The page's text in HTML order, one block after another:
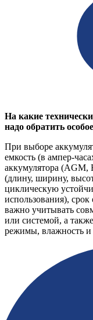
На какие
надо обратить
При выборе
емкость (в ампер-
аккумулятора (AGM,
(длину, ширину,
циклическую
использования),
важно учитывать
или системой, а
режимы, влажность и